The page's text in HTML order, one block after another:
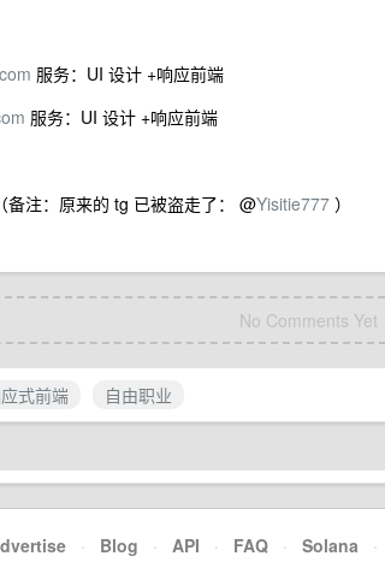
服务：UI 设计 +响应前端
服务：UI 设计 +响应前端
（备注：原来的 tg 已被盗走了： @Yisitie777 ）
No Comments Yet
式前端 自由职业
· Blog · API · FAQ · Solana ·